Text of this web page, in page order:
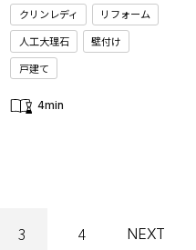
クリンレディ
リフォーム
人工大理石
壁付け
戸建て
4min
3 4 NEXT